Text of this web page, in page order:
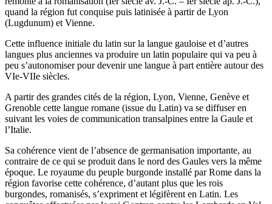
quand la région fut conquise puis latinisée à partir de Lyon
(Lugdunum) et Vienne.
Cette influence initiale du latin sur la langue gauloise et d’autres
langues plus anciennes va produire un latin populaire qui va peu à
peu s’autonomiser pour devenir une langue à part entière autour des
VIe-VIIe siècles.
A partir des grandes cités de la région, Lyon, Vienne, Genève et
Grenoble cette langue romane (issue du Latin) va se diffuser en
suivant les voies de communication transalpines entre la Gaule et
l’Italie.
Sa cohérence vient de l’absence de germanisation importante, au
contraire de ce qui se produit dans le nord des Gaules vers la même
époque. Le royaume du peuple burgonde installé par Rome dans la
région favorise cette cohérence, d’autant plus que les rois
burgondes, romanisés, s’expriment et légifèrent en Latin. Les